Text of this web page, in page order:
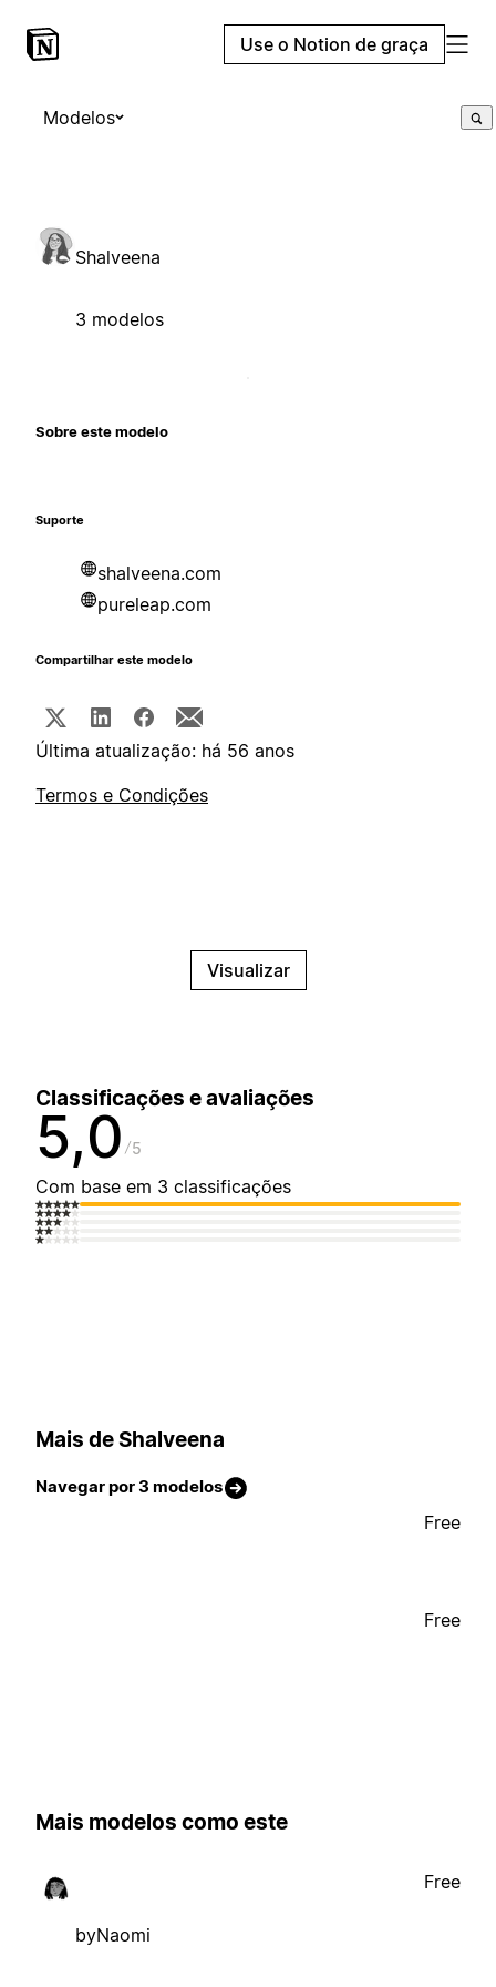
Use o Notion de graça
Modelos
Shalveena
3 modelos
Sobre este modelo
Suporte
shalveena.com
pureleap.com
Compartilhar este modelo
Última atualização: há 56 anos
Termos e Condições
Visualizar
Classificações e avaliações
5,0 5
Com base em 3 classificações
Mais de Shalveena
Navegar por 3 modelos
Free
Free
Mais modelos como este
byNaomi
Free